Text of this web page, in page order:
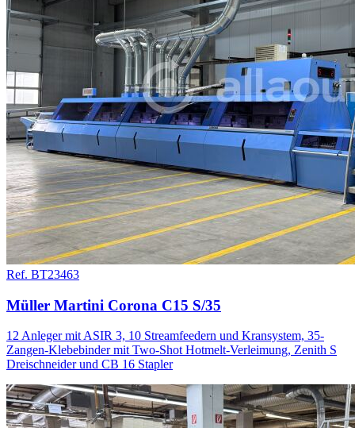
Ref. BT23463
Müller Martini Corona C15 S/35
12 Anleger mit ASIR 3, 10 Streamfeedern und Kransystem, 35-
Zangen-Klebebinder mit Two-Shot Hotmelt-Verleimung, Zenith S
Dreischneider und CB 16 Stapler